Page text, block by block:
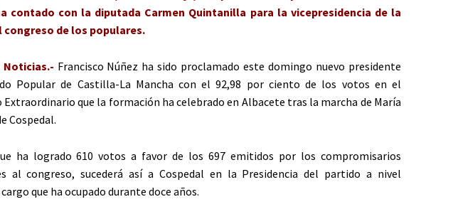
contado con la diputada Carmen Quintanilla para la vicepresidencia de la
congreso de los populares.
Francisco Núñez ha sido proclamado este domingo nuevo presidente
Popular de Castilla-La Mancha con el 92,98 por ciento de los votos en el
Extraordinario que la formación ha celebrado en Albacete tras la marcha de María
Cospedal.
ha logrado 610 votos a favor de los 697 emitidos por los compromisarios
al congreso, sucederá así a Cospedal en la Presidencia del partido a nivel
que ha ocupado durante doce años.